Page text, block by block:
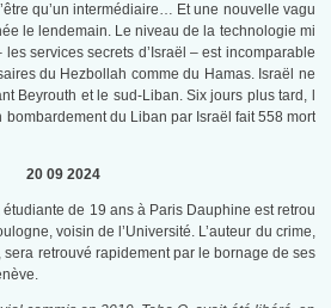
qu’un intermédiaire… Et une nouvelle vagu
le lendemain. Le niveau de la technologie mi
services secrets d’Israël – est incomparable
du Hezbollah comme du Hamas. Israël ne
Beyrouth et le sud-Liban. Six jours plus tard, l
bombardement du Liban par Israël fait 558 mort
20 09 2024
de 19 ans à Paris Dauphine est retrou
voisin de l’Université. L’auteur du crime,
sera retrouvé rapidement par le bornage de ses